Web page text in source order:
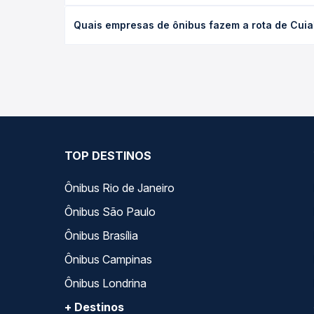
poltrona e a antecedência da compra. Na Quero
Quais empresas de ônibus fazem a rota de
TOP DESTINOS
Ônibus Rio de Janeiro
Ônibus São Paulo
Ônibus Brasília
Ônibus Campinas
Ônibus Londrina
+ Destinos